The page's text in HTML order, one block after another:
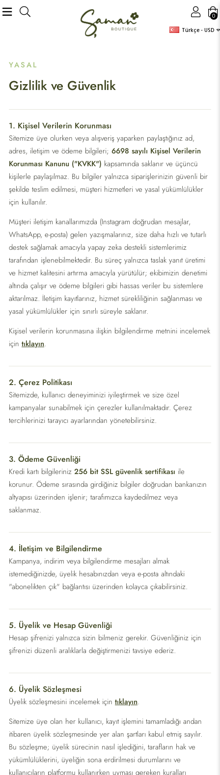
Türkçe - USD
0
YASAL
Gizlilik ve Güvenlik
1. Kişisel Verilerin Korunması
Sitemize üye olurken veya alışveriş yaparken paylaştığınız ad,
adres, iletişim ve ödeme bilgileri; 6698 sayılı Kişisel Verilerin
Korunması Kanunu ("KVKK") kapsamında saklanır ve üçüncü
kişilerle paylaşılmaz. Bu bilgiler yalnızca siparişlerinizin güvenli bir
şekilde teslim edilmesi, müşteri hizmetleri ve yasal yükümlülükler
için kullanılır.
Müşteri iletişim kanallarımızda (Instagram doğrudan mesajlar,
WhatsApp, e-posta) gelen yazışmalarınız, size daha hızlı ve tutarlı
destek sağlamak amacıyla yapay zeka destekli sistemlerimiz
tarafından işlenebilmektedir. Bu süreç yalnızca taslak yanıt üretimi
ve hizmet kalitesini artırma amacıyla yürütülür; ekibimizin denetimi
altında çalışır ve ödeme bilgileri gibi hassas veriler bu sistemlere
aktarılmaz. İletişim kayıtlarınız, hizmet sürekliliğinin sağlanması ve
yasal yükümlülükler için sınırlı süreyle saklanır.
Kişisel verilerin korunmasına ilişkin bilgilendirme metnini incelemek
için tıklayın.
2. Çerez Politikası
Sitemizde, kullanıcı deneyiminizi iyileştirmek ve size özel
kampanyalar sunabilmek için çerezler kullanılmaktadır. Çerez
tercihlerinizi tarayıcı ayarlarından yönetebilirsiniz.
3. Ödeme Güvenliği
Kredi kartı bilgileriniz 256 bit SSL güvenlik sertifikası ile
korunur. Ödeme sırasında girdiğiniz bilgiler doğrudan bankanızın
altyapısı üzerinden işlenir; tarafımızca kaydedilmez veya
saklanmaz.
4. İletişim ve Bilgilendirme
Kampanya, indirim veya bilgilendirme mesajları almak
istemediğinizde, üyelik hesabınızdan veya e-posta altındaki
"abonelikten çık" bağlantısı üzerinden kolayca çıkabilirsiniz.
5. Üyelik ve Hesap Güvenliği
Hesap şifrenizi yalnızca sizin bilmeniz gerekir. Güvenliğiniz için
şifrenizi düzenli aralıklarla değiştirmenizi tavsiye ederiz.
6. Üyelik Sözleşmesi
Üyelik sözleşmesini incelemek için tıklayın.
Sitemize üye olan her kullanıcı, kayıt işlemini tamamladığı andan
itibaren üyelik sözleşmesinde yer alan şartları kabul etmiş sayılır.
Bu sözleşme; üyelik sürecinin nasıl işlediğini, tarafların hak ve
yükümlülüklerini, üyeliğin sona erdirilmesi durumlarını ve
kullanıcıların platformu kullanırken uyması gereken kuralları